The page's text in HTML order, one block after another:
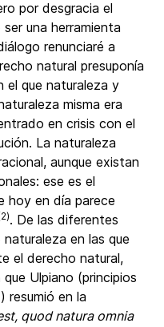
por desgracia el
una herramienta
renunciaré a
natural presuponía
el que naturaleza y
misma era
en crisis con el
La naturaleza
aunque existan
ese es el
hoy en día parece
. De las diferentes
en las que
el derecho natural,
Ulpiano (principios
resumió en la
quod natura omnia